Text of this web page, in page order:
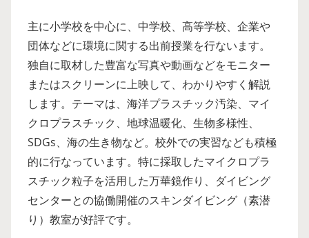
主に小学校を中心に、中学校、高等学校、企業や
団体などに環境に関する出前授業を行ないます。
独自に取材した豊富な写真や動画などをモニター
またはスクリーンに上映して、わかりやすく解説
します。テーマは、海洋プラスチック汚染、マイ
クロプラスチック、地球温暖化、生物多様性、
SDGs、海の生き物など。校外での実習なども積極
的に行なっています。特に採取したマイクロプラ
スチック粒子を活用した万華鏡作り、ダイビング
センターとの協働開催のスキンダイビング（素潜
り）教室が好評です。